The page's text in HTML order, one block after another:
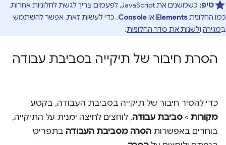
טיפ:
כשמשנים את JavaScript, לפעמים צריך לגשת לחלוניות אחרות,
כמו החלוניתElements אוConsole. כדי לעשות זאת, אפשר להשתמש
במגירה ולשנות את סדר החלוניות.
הסרת חיבור של תיקייה בסביבת עבודה
כדי להסיר חיבור של תיקייה בסביבת העבודה, בקטע
מקורות > סביבת עבודה, לוחצים לחיצה ימנית על התיקייה,
בוחרים באפשרות הסרה מסביבת העבודה בתפריט